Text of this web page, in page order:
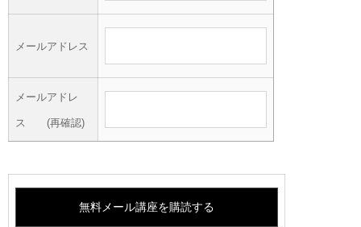
メールアドレス
メールアドレ
ス (再確認)